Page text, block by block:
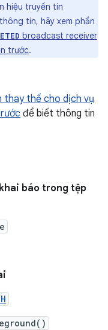
hiệu truyền tin
tin, hãy xem phần
broadcast receiver
trước.
thay thế cho dịch vụ
để biết thông tin
báo trong tệp